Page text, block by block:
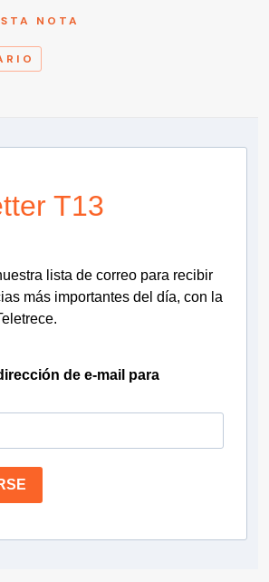
NOTA
T13
lista de correo para recibir
más importantes del día, con la
de e-mail para